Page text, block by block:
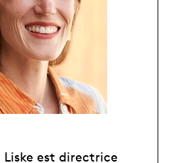
est directrice